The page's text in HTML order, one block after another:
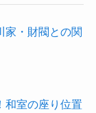
家・財閥との関
和室の座り位置